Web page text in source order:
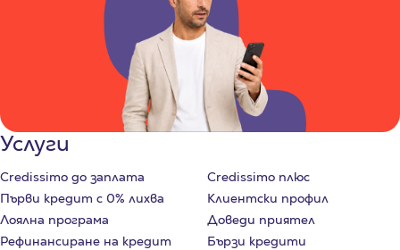
Услуги
Credissimo до заплата
Credissimo плюс
Първи кредит с 0% лихва
Клиентски профил
Лоялна програма
Доведи приятел
Рефинансиране на кредит
Бързи кредити